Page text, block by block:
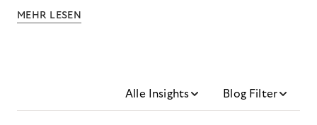
MEHR LESEN
Alle Insights Blog Filter